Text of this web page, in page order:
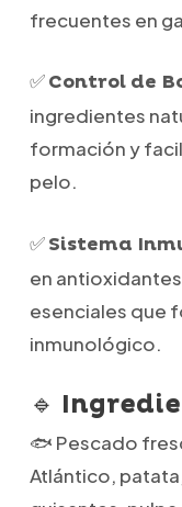
frecuentes en
✅Control de
ingredientes
formación y
pelo.
✅Sistema
en
esenciales que
inmunológico.
🔹
🐟 Pescado
Atlántico,